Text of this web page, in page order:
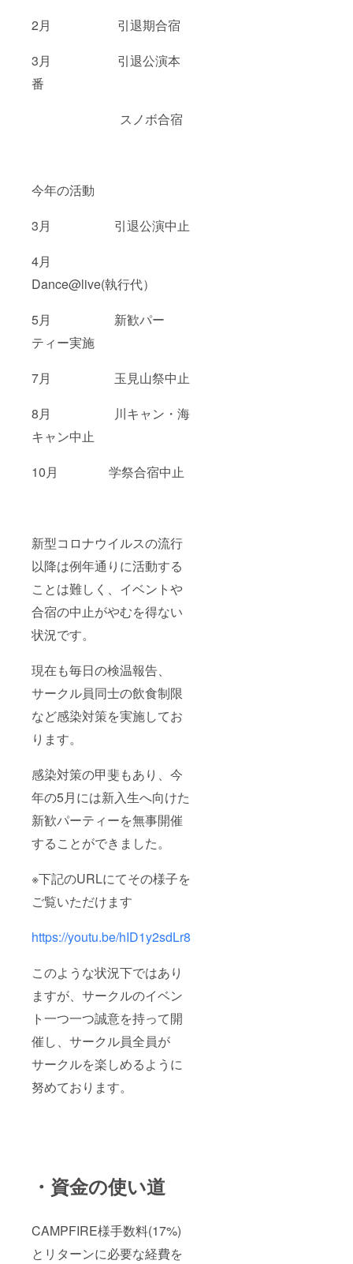
2月 引退期合宿
3月 引退公演本
番
スノボ合宿
今年の活動
3月 引退公演中止
4月
Dance@live(執行代）
5月 新歓パー
ティー実施
7月 玉見山祭中止
8月 川キャン・海
キャン中止
10月 学祭合宿中止
新型コロナウイルスの流行
以降は例年通りに活動する
ことは難しく、イベントや
合宿の中止がやむを得ない
状況です。
現在も毎日の検温報告、
サークル員同士の飲食制限
など感染対策を実施してお
ります。
感染対策の甲斐もあり、今
年の5月には新入生へ向けた
新歓パーティーを無事開催
することができました。
※下記のURLにてその様子を
ご覧いただけます
https://youtu.be/hID1y2sdLr8
このような状況下ではあり
ますが、サークルのイベン
ト一つ一つ誠意を持って開
催し、サークル員全員が
サークルを楽しめるように
努めております。
・資金の使い道
CAMPFIRE様手数料(17%)
とリターンに必要な経費を